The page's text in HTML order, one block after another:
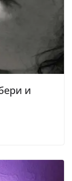
и